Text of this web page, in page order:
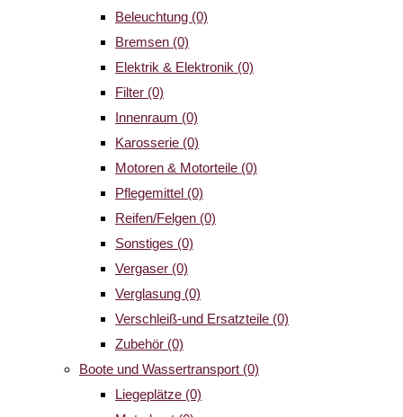
Beleuchtung (0)
Bremsen (0)
Elektrik & Elektronik (0)
Filter (0)
Innenraum (0)
Karosserie (0)
Motoren & Motorteile (0)
Pflegemittel (0)
Reifen/Felgen (0)
Sonstiges (0)
Vergaser (0)
Verglasung (0)
Verschleiß-und Ersatzteile (0)
Zubehör (0)
Boote und Wassertransport (0)
Liegeplätze (0)